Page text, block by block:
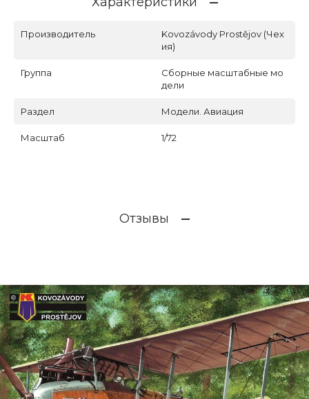
Производитель
Kovozávody Prostějov (Чех
ия)
Группа
Сборные масштабные мо
дели
Раздел Модели. Авиация
Масштаб 1/72
Отзывы